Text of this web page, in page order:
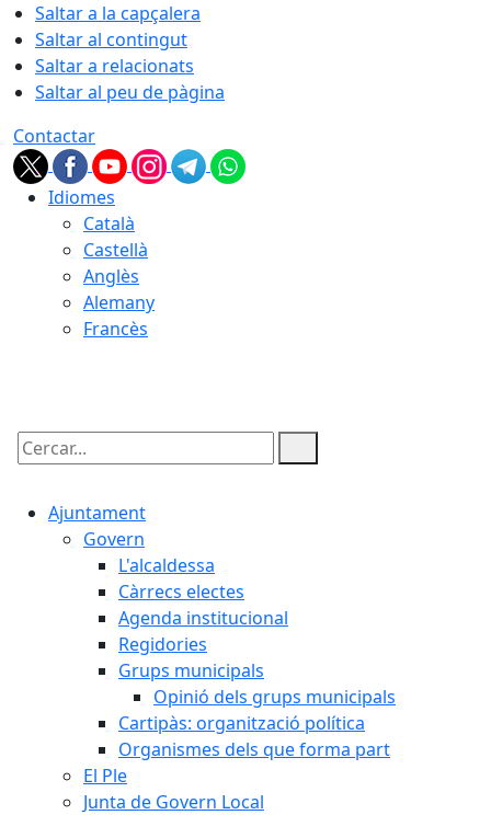
Saltar a la capçalera
Saltar al contingut
Saltar a relacionats
Saltar al peu de pàgina
Contactar
Idiomes
Català
Castellà
Anglès
Alemany
Francès
Cercar:
Ajuntament
Govern
L'alcaldessa
Càrrecs electes
Agenda institucional
Regidories
Grups municipals
Opinió dels grups municipals
Cartipàs: organització política
Organismes dels que forma part
El Ple
Junta de Govern Local